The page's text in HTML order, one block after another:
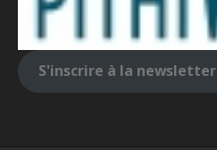
S'inscrire à la newsletter